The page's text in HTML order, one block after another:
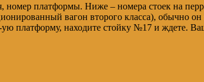
номер платформы. Ниже – номера стоек на
вагон второго класса), обычно
платформу, находите стойку №17 и ждете.